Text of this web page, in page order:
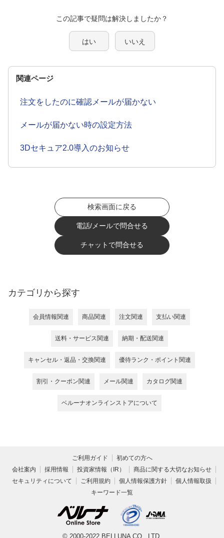
この記事で疑問は解決しましたか？
はい いいえ
関連ページ
注文をしたのに確認メールが届かない
メールが届かない時の設定方法
3Dセキュア2.0導入のお知らせ
検索画面に戻る
電話/メールで問合せる
チャットで問合せる
カテゴリから探す
会員情報関連 商品関連 注文関連 支払い関連
送料・サービス関連 納期・配送関連
キャンセル・返品・交換関連 優待ランク・ポイント関連
割引・クーポン関連 メール関連 カタログ関連
ベルーナオンラインストアについて
ご利用ガイド
初めての方へ
会社案内
採用情報 投資家情報（IR）
商品に関する大切なお知らせ
セキュリティについて
ご利用規約 個人情報保護方針
個人情報取扱
キーワード一覧
© 2000-2022 BELLUNA CO., LTD.